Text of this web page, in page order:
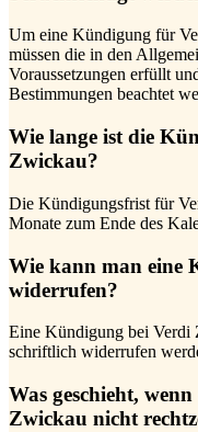
Um eine Kündigung für
müssen die in den
Voraussetzungen erfüllt
Bestimmungen beachtet
Wie lange ist die
Zwickau?
Die Kündigungsfrist für
Monate zum Ende des
Wie kann man eine
widerrufen?
Eine Kündigung bei Verdi
schriftlich widerrufen
Was geschieht,
Zwickau nicht